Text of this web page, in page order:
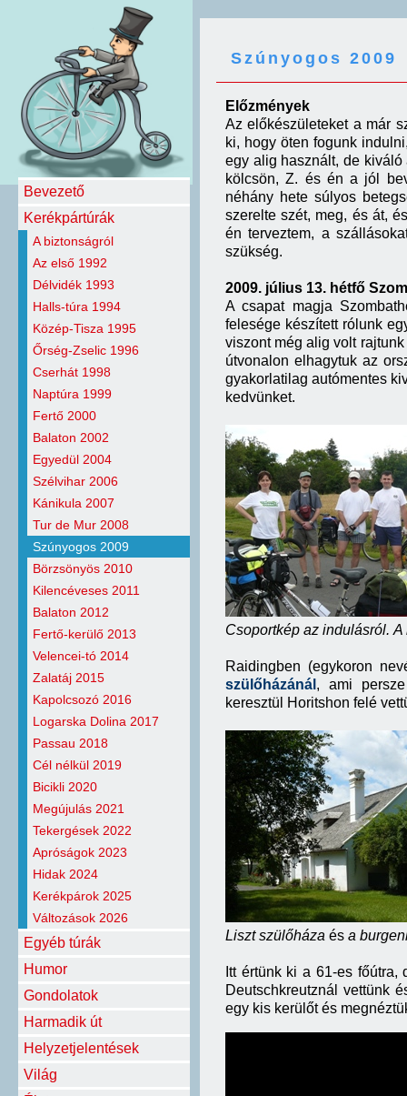
Bevezető
Kerékpártúrák
A biztonságról
Az első 1992
Délvidék 1993
Halls-túra 1994
Közép-Tisza 1995
Őrség-Zselic 1996
Cserhát 1998
Naptúra 1999
Fertő 2000
Balaton 2002
Egyedül 2004
Szélvihar 2006
Kánikula 2007
Tur de Mur 2008
Szúnyogos 2009
Börzsönyös 2010
Kilencéveses 2011
Balaton 2012
Fertő-kerülő 2013
Velencei-tó 2014
Zalatáj 2015
Kapolcsozó 2016
Logarska Dolina 2017
Passau 2018
Cél nélkül 2019
Bicikli 2020
Megújulás 2021
Tekergések 2022
Apróságok 2023
Hidak 2024
Kerékpárok 2025
Változások 2026
Egyéb túrák
Humor
Gondolatok
Harmadik út
Helyzetjelentések
Világ
Szúnyogos 2009
Előzmények
Az előkészületeket a már
ki, hogy öten fogunk
egy alig használt, de kiváló
kölcsön, Z. és én a jól
néhány hete súlyos
szerelte szét, meg, és át,
én terveztem, a
szükség.
2009. július 13. hétfő
A csapat magja
felesége készített rólunk
viszont még alig volt
útvonalon elhagytuk az
gyakorlatilag autómentes
kedvünket.
Csoportkép az indulásról. A
Raidingben (egykoron
szülőházánál , ami
keresztül Horitshon felé
Liszt szülőháza és a
Itt értünk ki a 61-es
Deutschkreutznál vettünk
egy kis kerülőt és